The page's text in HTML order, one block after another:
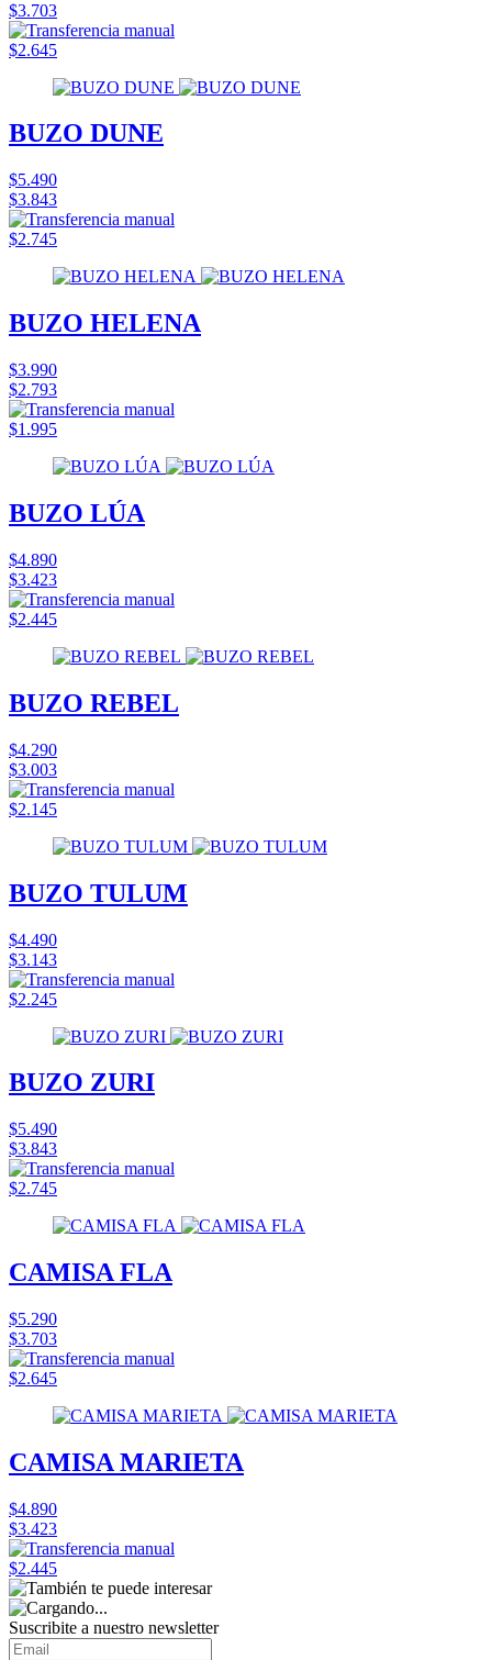
$3.703
$2.645
BUZO DUNE
$5.490
$3.843
$2.745
BUZO HELENA
$3.990
$2.793
$1.995
BUZO LÚA
$4.890
$3.423
$2.445
BUZO REBEL
$4.290
$3.003
$2.145
BUZO TULUM
$4.490
$3.143
$2.245
BUZO ZURI
$5.490
$3.843
$2.745
CAMISA FLA
$5.290
$3.703
$2.645
CAMISA MARIETA
$4.890
$3.423
$2.445
Suscribite a nuestro newsletter